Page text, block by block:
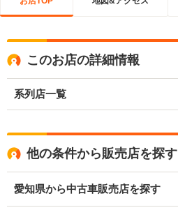
このお店の詳細情報
系列店一覧
他の条件から販売店を探す
愛知県から中古車販売店を探す